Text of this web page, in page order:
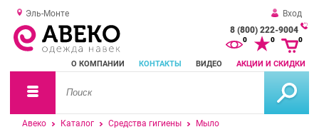
Эль-Монте
Вход
8 (800) 222-9004
О КОМПАНИИ КОНТАКТЫ ВИДЕО АКЦИИ И СКИДКИ
0 0 0
Авеко Каталог Средства гигиены Мыло